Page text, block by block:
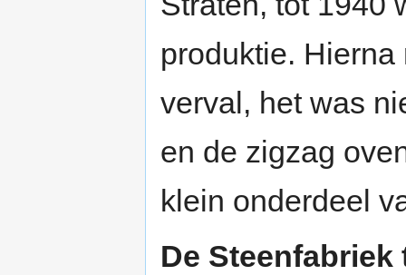
produktie. Hierna
verval, het was
en de zigzag
klein onderdeel
De